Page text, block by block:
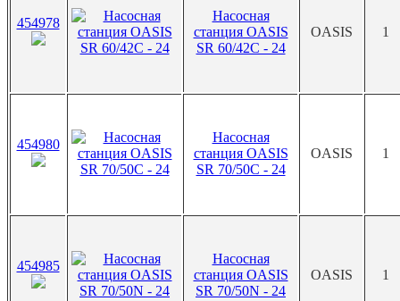
454978
Насосная
станция OASIS
SR 60/42C - 24
OASIS 1
454980
Насосная
станция OASIS
SR 70/50C - 24
OASIS 1
454985
Насосная
станция OASIS
SR 70/50N - 24
OASIS 1